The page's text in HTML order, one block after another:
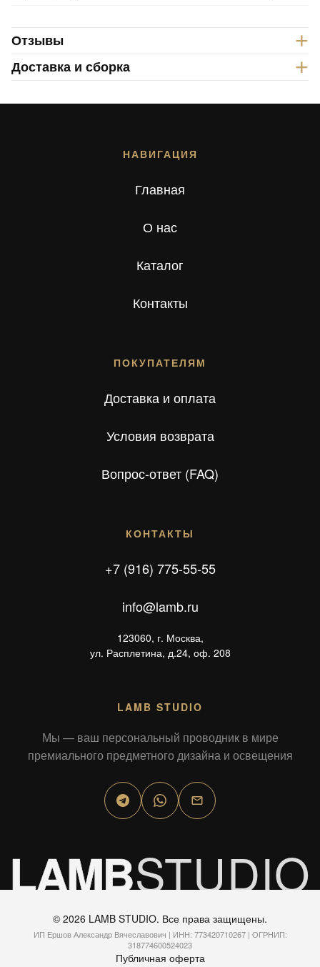
Отзывы +
Сделайте выбор клиентов легче
Отзывов еще нет — ваш может стать первым
Доставка и сборка +
НАВИГАЦИЯ
Главная
О нас
Каталог
Контакты
ПОКУПАТЕЛЯМ
Доставка и оплата
Условия возврата
Вопрос-ответ (FAQ)
КОНТАКТЫ
+7 (916) 775-55-55
info@lamb.ru
123060, г. Москва,
ул. Расплетина, д.24, оф. 208
LAMB STUDIO
Мы — ваш персональный проводник в мире
премиального предметного дизайна и освещения
LAMBSTUDIO
© 2026 LAMB STUDIO. Все права защищены.
ИП Ершов Александр Вячеславович | ИНН: 77342071​0267 | ОГРНИП:
3187746005​24023
Публичная оферта